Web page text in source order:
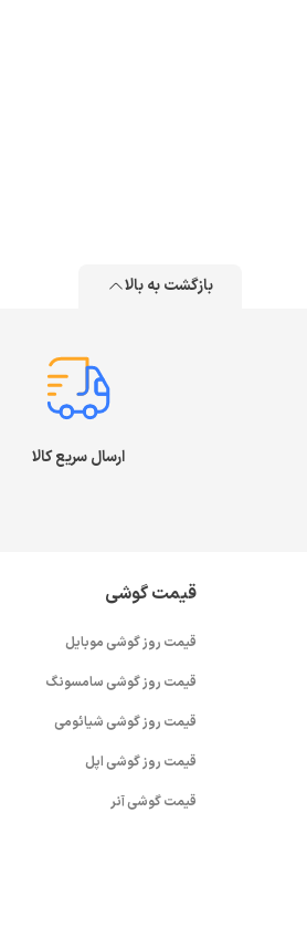
بازگشت به بالا
ارسال سریع کالا
قیمت گوشی
قیمت روز گوشی موبایل
قیمت روز گوشی سامسونگ
قیمت روز گوشی شیائومی
قیمت روز گوشی اپل
قیمت گوشی آنر